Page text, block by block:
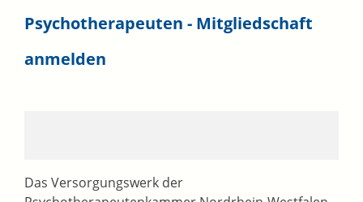
Psychotherapeuten - Mitgliedschaft
anmelden
Das Versorgungswerk der